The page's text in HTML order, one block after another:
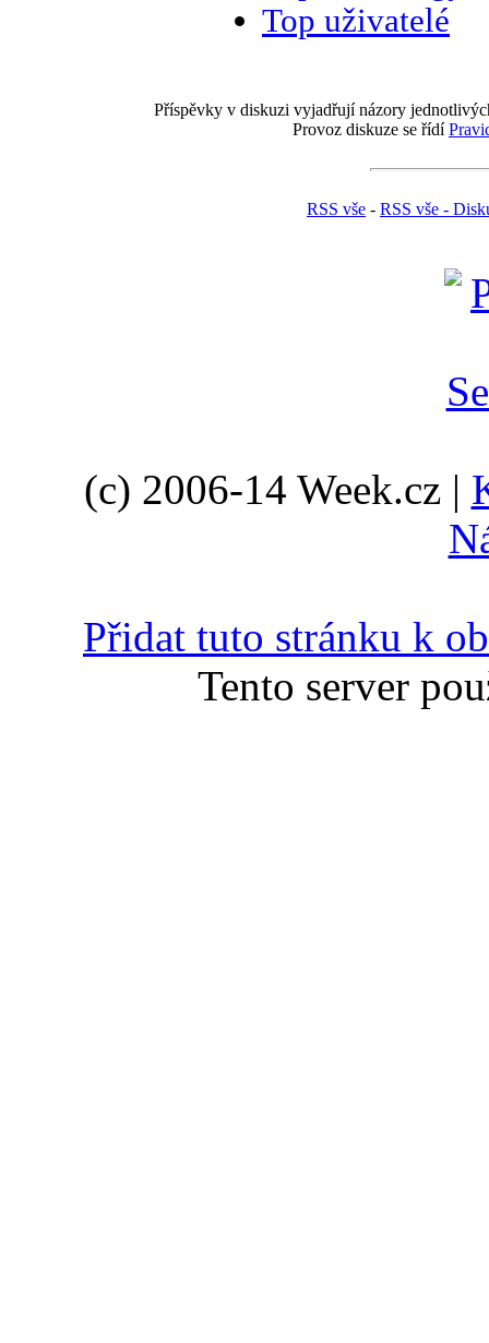
Top uživatelé
Příspěvky v diskuzi vyjadřují názory
Provoz diskuze se řídí
RSS vše - RSS vše -
(c) 2006-14 Week.cz |
Přidat tuto stránku k
Tento server